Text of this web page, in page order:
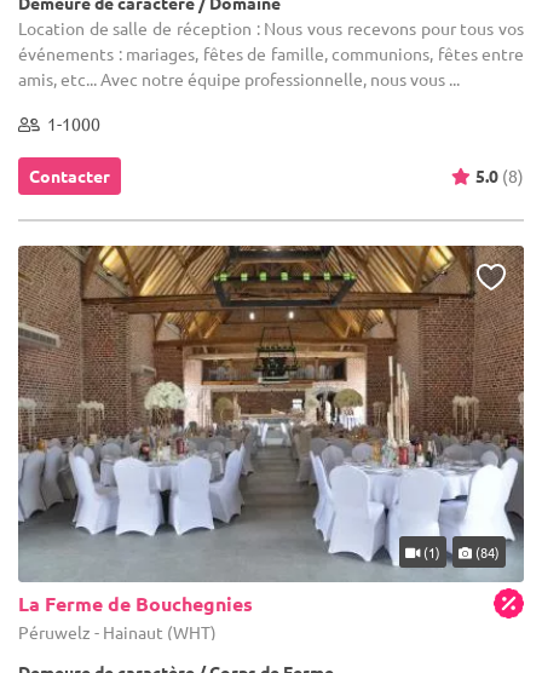
Location de salle de réception : Nous vous recevons pour tous vos
événements : mariages, fêtes de famille, communions, fêtes entre
amis, etc... Avec notre équipe professionnelle, nous vous ...
1-1000
Contacter 5.0 (8)
(1) (84)
La Ferme de Bouchegnies
Péruwelz - Hainaut (WHT)